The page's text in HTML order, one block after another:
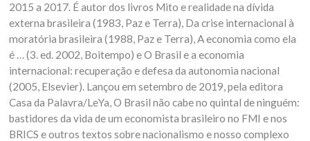
2015 a 2017. É autor dos livros Mito e realidade na dívida
externa brasileira (1983, Paz e Terra), Da crise internacional à
moratória brasileira (1988, Paz e Terra), A economia como ela
é … (3. ed. 2002, Boitempo) e O Brasil e a economia
internacional: recuperação e defesa da autonomia nacional
(2005, Elsevier). Lançou em setembro de 2019, pela editora
Casa da Palavra/LeYa, O Brasil não cabe no quintal de ninguém:
bastidores da vida de um economista brasileiro no FMI e nos
BRICS e outros textos sobre nacionalismo e nosso complexo